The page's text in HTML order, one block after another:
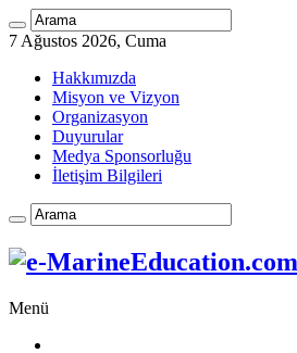
7 Ağustos 2026, Cuma
Hakkımızda
Misyon ve Vizyon
Organizasyon
Duyurular
Medya Sponsorluğu
İletişim Bilgileri
Menü